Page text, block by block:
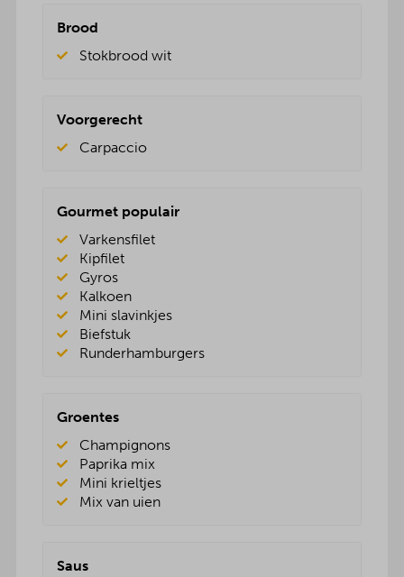
Brood
Stokbrood wit
Voorgerecht
Carpaccio
Gourmet populair
Varkensfilet
Kipfilet
Gyros
Kalkoen
Mini slavinkjes
Biefstuk
Runderhamburgers
Groentes
Champignons
Paprika mix
Mini krieltjes
Mix van uien
Saus